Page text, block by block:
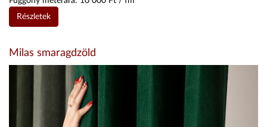
Részletek
Milas smaragdzöld